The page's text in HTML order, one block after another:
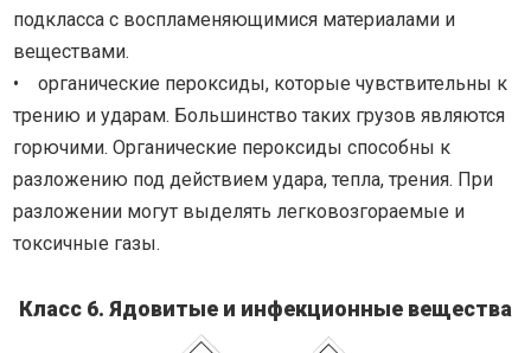
подкласса с воспламеняющимися материалами и
веществами.
• органические пероксиды, которые чувствительны к
трению и ударам. Большинство таких грузов являются
горючими. Органические пероксиды способны к
разложению под действием удара, тепла, трения. При
разложении могут выделять легковозгораемые и
токсичные газы.
Класс 6. Ядовитые и инфекционные вещества